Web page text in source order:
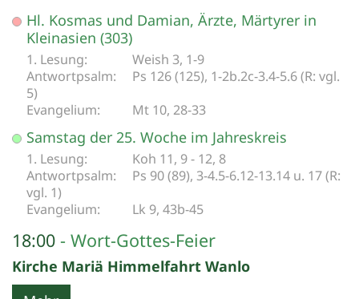
Datum: 26. September 2026
Hl. Kosmas und Damian, Ärzte, Märtyrer in
Kleinasien (303)
Weish 3, 1-9
Ps 126 (125), 1-2b.2c-3.4-5.6 (R: vgl.
5)
Mt 10, 28-33
Samstag der 25. Woche im Jahreskreis
Koh 11, 9 - 12, 8
Ps 90 (89), 3-4.5-6.12-13.14 u. 17 (R:
vgl. 1)
Lk 9, 43b-45
18:00 Wort-Gottes-Feier
Kirche Mariä Himmelfahrt Wanlo